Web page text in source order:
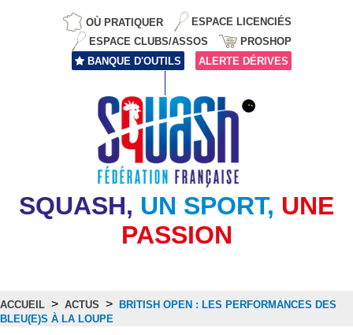
OÙ PRATIQUER
ESPACE LICENCIÉS
ESPACE CLUBS/ASSOS
PROSHOP
BANQUE D'OUTILS
ALERTE DÉRIVES
SQUASH, UN SPORT, UNE
PASSION
ACCUEIL > ACTUS > BRITISH OPEN : LES PERFORMANCES DES
BLEU(E)S À LA LOUPE